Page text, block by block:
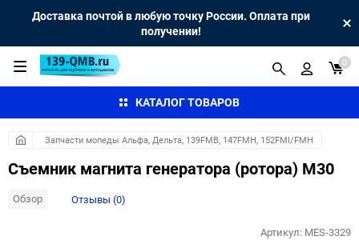
Доставка почтой в любую точку России. Оплата при
получении!
КАТАЛОГ ТОВАРОВ
0
Запчасти мопеды Альфа, Дельта, 139FMB, 147FMH, 152FMI/FMH
Съемник магнита генератора (ротора) М30
Обзор Отзывы (0)
Артикул: MES-3329